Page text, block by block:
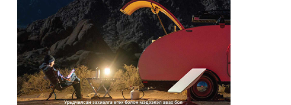
Прокурорын байгууллага
өнгөрсөн долоо хоногт 29,44...
2026/08/05
Тэгш, сондгойгоор замын
хөдөлгөөнд оролцох зохицуу...